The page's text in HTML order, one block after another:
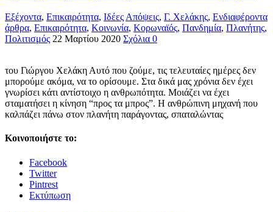
Εξέχοντα, Επικαιρότητα, Ιδέες Απόψεις, Γ. Χελάκης, Ενδιαφέροντα
άρθρα, Επικαιρότητα, Κοινωνία, Κορωναϊός, Πανδημία, Πλανήτης,
Πολιτισμός 22 Μαρτίου 2020 Σχόλια 0
του Γιώργου Χελάκη Αυτό που ζούμε, τις τελευταίες ημέρες δεν
μπορούμε ακόμα, να το ορίσουμε. Στα δικά μας χρόνια δεν έχει
γνωρίσει κάτι αντίστοιχο η ανθρωπότητα. Μοιάζει να έχει
σταματήσει η κίνηση “προς τα μπρος”. Η ανθρώπινη μηχανή που
καλπάζει πάνω στον πλανήτη παράγοντας, σπαταλώντας
Κοινοποιήστε το:
Facebook
Twitter
Pintrest
Εκτύπωση